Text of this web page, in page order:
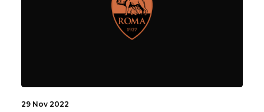
29 Nov 2022